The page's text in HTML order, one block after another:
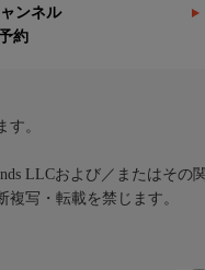
ンネル
約
。
LLCおよび／またはその
写・転載を禁じます。